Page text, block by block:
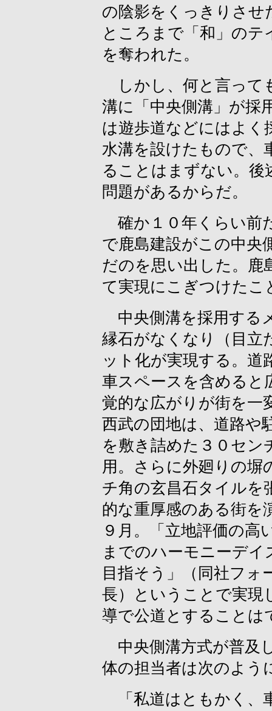
の陰影をくっきりさ
ところまで「和」の
を奪われた。
しかし、何と言って
溝に「中央側溝」が採
は遊歩道などにはよく
水溝を設けたもので、
ることはまずない。後
問題があるからだ。
確か１０年くらい前
で鹿島建設がこの中央
だのを思い出した。鹿
て実現にこぎつけたこ
中央側溝を採用する
縁石がなくなり（目立
ット化が実現する。道
車スペースを含めると
覚的な広がりが街を一
西武の団地は、道路や
を敷き詰めた３０セン
用。さらに外廻りの塀
チ角の玄昌石タイルを
的な重厚感のある街を
９月。「立地評価の高
までのハーモニーデ
目指そう」（同社フォ
長）ということで実現
導で公道とすることは
中央側溝方式が普及
体の担当者は次のよう
「私道はともかく、